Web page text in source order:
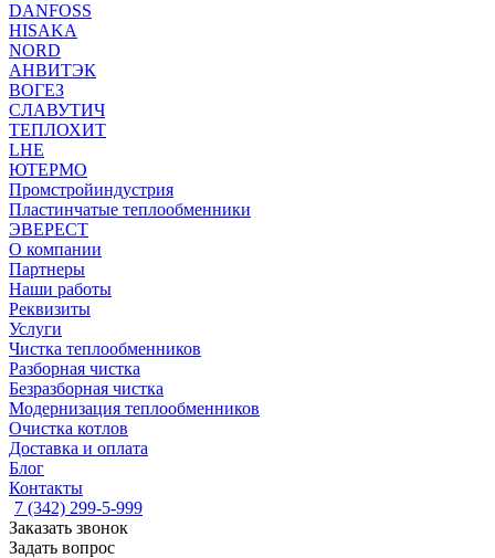
DANFOSS
HISAKA
NORD
АНВИТЭК
ВОГЕЗ
СЛАВУТИЧ
ТЕПЛОХИТ
LHE
ЮТЕРМО
Промстройиндустрия
Пластинчатые теплообменники
ЭВЕРЕСТ
О компании
Партнеры
Наши работы
Реквизиты
Услуги
Чистка теплообменников
Разборная чистка
Безразборная чистка
Модернизация теплообменников
Очистка котлов
Доставка и оплата
Блог
Контакты
7 (342) 299-5-999
Заказать звонок
Задать вопрос